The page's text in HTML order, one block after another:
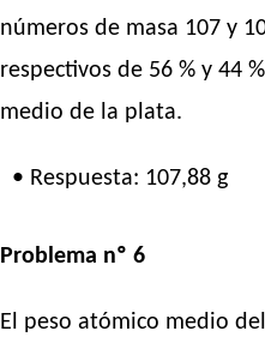
números de masa 107 y
respectivos de 56 % y 44
medio de la plata.
• Respuesta: 107,88 g
Problema nº 6
El peso atómico medio